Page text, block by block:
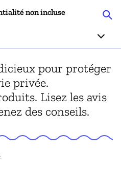
non incluse
pour protéger
privée.
Lisez les avis
des conseils.